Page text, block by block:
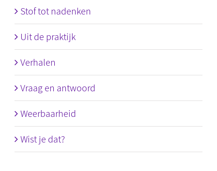
Stof tot nadenken
Uit de praktijk
Verhalen
Vraag en antwoord
Weerbaarheid
Wist je dat?